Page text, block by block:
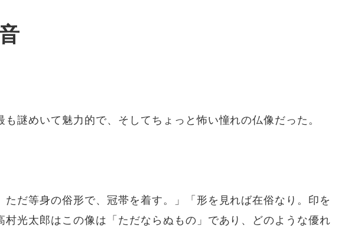
謎めいて魅力的で、そしてちょっと怖い憧れの仏像だった。
だ等身の俗形で、冠帯を着す。」「形を見れば在俗なり。印を
光太郎はこの像は「ただならぬもの」であり、どのような優れ